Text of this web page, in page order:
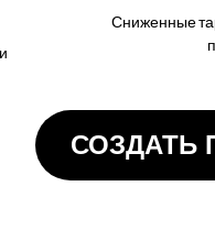
Сниженные
СОЗДАТЬ